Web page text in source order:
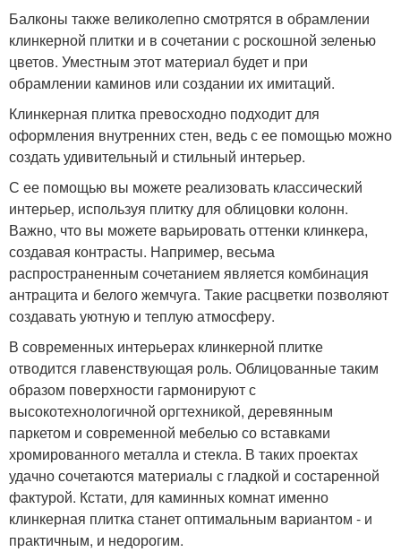
Балконы также великолепно смотрятся в обрамлении
клинкерной плитки и в сочетании с роскошной зеленью
цветов. Уместным этот материал будет и при
обрамлении каминов или создании их имитаций.
Клинкерная плитка превосходно подходит для
оформления внутренних стен, ведь с ее помощью можно
создать удивительный и стильный интерьер.
С ее помощью вы можете реализовать классический
интерьер, используя плитку для облицовки колонн.
Важно, что вы можете варьировать оттенки клинкера,
создавая контрасты. Например, весьма
распространенным сочетанием является комбинация
антрацита и белого жемчуга. Такие расцветки позволяют
создавать уютную и теплую атмосферу.
В современных интерьерах клинкерной плитке
отводится главенствующая роль. Облицованные таким
образом поверхности гармонируют с
высокотехнологичной оргтехникой, деревянным
паркетом и современной мебелью со вставками
хромированного металла и стекла. В таких проектах
удачно сочетаются материалы с гладкой и состаренной
фактурой. Кстати, для каминных комнат именно
клинкерная плитка станет оптимальным вариантом - и
практичным, и недорогим.